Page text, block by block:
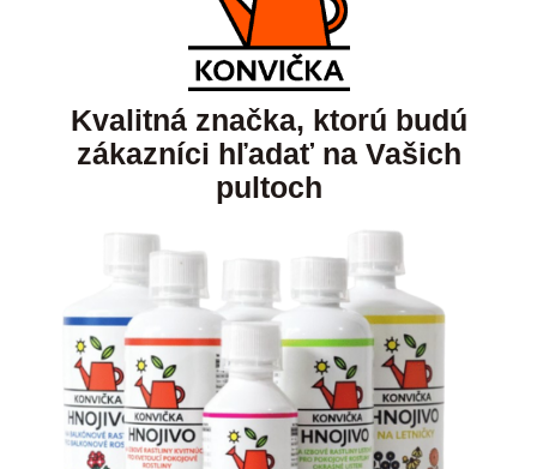
Kvalitná značka, ktorú budú
zákazníci hľadať na Vašich
pultoch